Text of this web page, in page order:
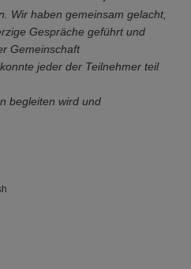
Wir haben gemeinsam gelacht,
Gespräche geführt und
Gemeinschaft
jeder der Teilnehmer teil
begleiten wird und